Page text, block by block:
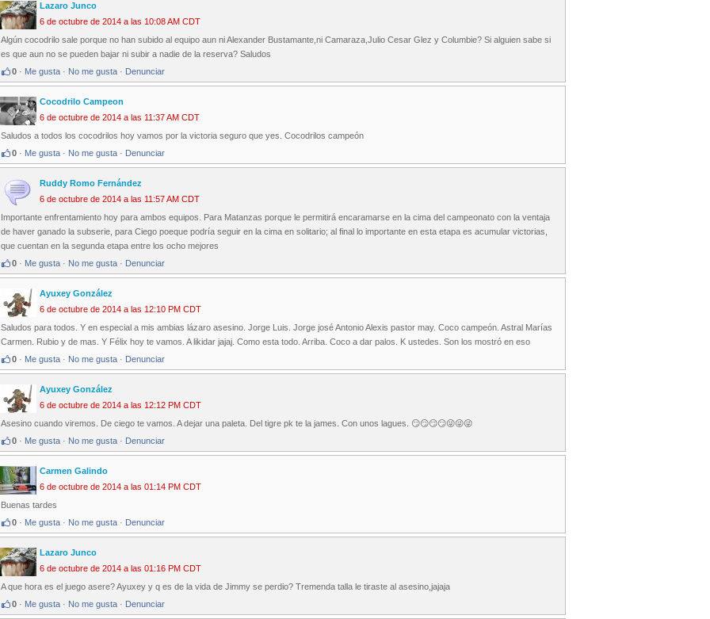
Lazaro Junco
6 de octubre de 2014 a las 10:08 AM CDT
Algún cocodrilo sale porque no han subido al equipo aun ni Alexander Bustamante,ni Camaraza,Julio Cesar Glez y Columbie? Si alguien sabe si
es que aun no se pueden bajar ni subir a nadie de la reserva? Saludos
0 · Me gusta · No me gusta · Denunciar
Cocodrilo Campeon
6 de octubre de 2014 a las 11:37 AM CDT
Saludos a todos los cocodrilos hoy vamos por la victoria seguro que yes. Cocodrilos campeón
0 · Me gusta · No me gusta · Denunciar
Ruddy Romo Fernández
6 de octubre de 2014 a las 11:57 AM CDT
Importante enfrentamiento hoy para ambos equipos. Para Matanzas porque le permitirá encaramarse en la cima del campeonato con la ventaja
de haver ganado la subserie, para Ciego poeque podría seguir en la cima en solitario; al final lo importante en esta etapa es acumular victorias,
que cuentan en la segunda etapa entre los ocho mejores
0 · Me gusta · No me gusta · Denunciar
Ayuxey González
6 de octubre de 2014 a las 12:10 PM CDT
Saludos para todos. Y en especial a mis ambias lázaro asesino. Jorge Luis. Jorge josé Antonio Alexis pastor may. Coco campeón. Astral Marías
Carmen. Rubio y de mas. Y Félix hoy te vamos. A likidar jajaj. Como esta todo. Arriba. Coco a dar palos. K ustedes. Son los mostró en eso
0 · Me gusta · No me gusta · Denunciar
Ayuxey González
6 de octubre de 2014 a las 12:12 PM CDT
Asesino cuando viremos. De ciego te vamos. A dejar una paleta. Del tigre pk te la james. Con unos lagues. 😏😏😏😏😜😜😜
0 · Me gusta · No me gusta · Denunciar
Carmen Galindo
6 de octubre de 2014 a las 01:14 PM CDT
Buenas tardes
0 · Me gusta · No me gusta · Denunciar
Lazaro Junco
6 de octubre de 2014 a las 01:16 PM CDT
A que hora es el juego asere? Ayuxey y q es de la vida de Jimmy se perdio? Tremenda talla le tiraste al asesino,jajaja
0 · Me gusta · No me gusta · Denunciar